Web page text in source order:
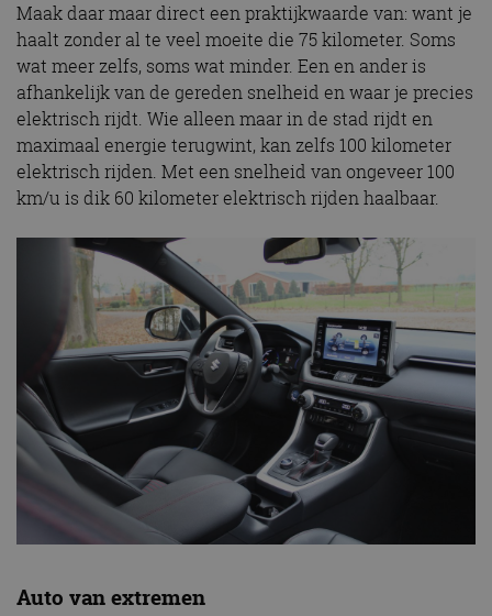
Maak daar maar direct een praktijkwaarde van: want je
haalt zonder al te veel moeite die 75 kilometer. Soms
wat meer zelfs, soms wat minder. Een en ander is
afhankelijk van de gereden snelheid en waar je precies
elektrisch rijdt. Wie alleen maar in de stad rijdt en
maximaal energie terugwint, kan zelfs 100 kilometer
elektrisch rijden. Met een snelheid van ongeveer 100
km/u is dik 60 kilometer elektrisch rijden haalbaar.
Auto van extremen